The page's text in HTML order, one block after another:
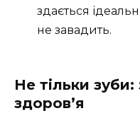
здається
не завадить.
Не тільки
здоров’я